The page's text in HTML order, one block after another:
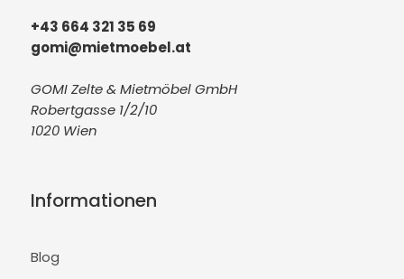
+43 664 321 35 69
gomi@mietmoebel.at
GOMI Zelte & Mietmöbel GmbH
Robertgasse 1/2/10
1020 Wien
Informationen
Blog